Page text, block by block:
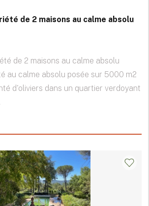
de 2 maisons au calme absolu
de 2 maisons au calme absolu
au calme absolu posée sur 5000 m2
d'oliviers dans un quartier verdoyant